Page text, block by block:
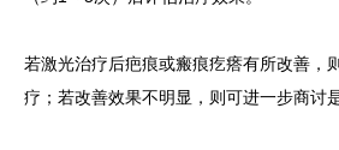
若激光治疗后疤痕或瘢痕疙瘩有所改善，
疗；若改善效果不明显，则可进一步商讨